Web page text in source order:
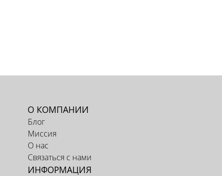
О КОМПАНИИ
Блог
Миссия
О нас
Связаться с нами
ИНФОРМАЦИЯ